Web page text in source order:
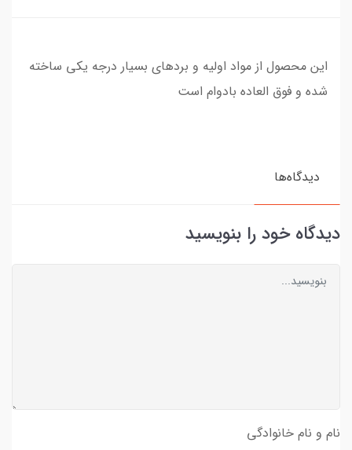
این محصول از مواد اولیه و بردهای بسیار درجه یکی ساخته
شده و فوق العاده بادوام است
دیدگاه‌ها
دیدگاه خود را بنویسید
نام و نام خانوادگی